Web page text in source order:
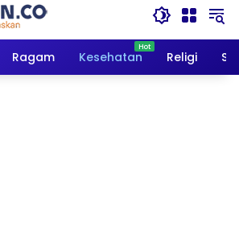
Ragam Kesehatan Religi